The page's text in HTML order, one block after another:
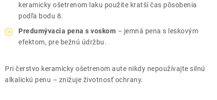
keramicky ošetrenom laku použite kratší čas pôsobenia
podľa bodu 8.
Predumývacia pena s voskom – jemná pena s leskovým
efektom, pre bežnú údržbu.
Pri čerstvo keramicky ošetrenom aute nikdy nepoužívajte silnú
alkalickú penu – znižuje životnosť ochrany.